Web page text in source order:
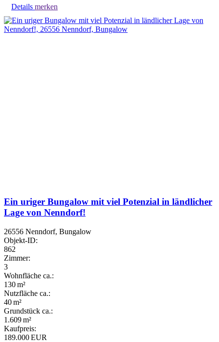
Details merken
Ein uriger Bungalow mit viel Potenzial in ländlicher
Lage von Nenndorf!
26556 Nenndorf, Bungalow
Objekt-ID:
862
Zimmer:
3
Wohnfläche ca.:
130 m²
Nutzfläche ca.:
40 m²
Grund­stück ca.:
1.609 m²
Kaufpreis:
189.000 EUR